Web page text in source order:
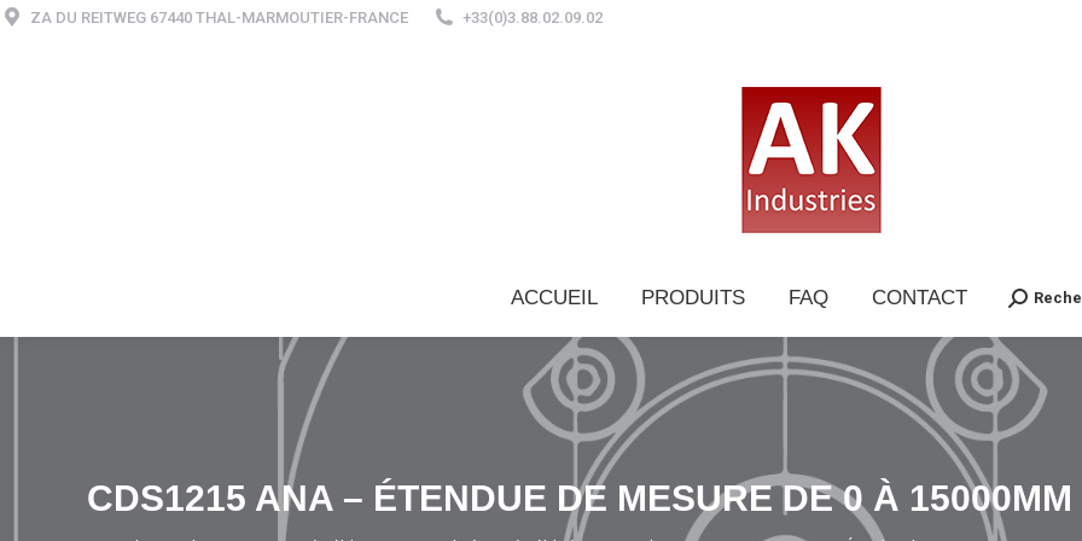
ZA DU REITWEG 67440 THAL-MARMOUTIER-FRANCE +33(0)3.88.02.09.02
ACCUEIL PRODUITS FAQ CONTACT Search:
CDS1215 ANA – ÉTENDUE DE MESURE DE 0 À 15000MM
Vous êtes ici :